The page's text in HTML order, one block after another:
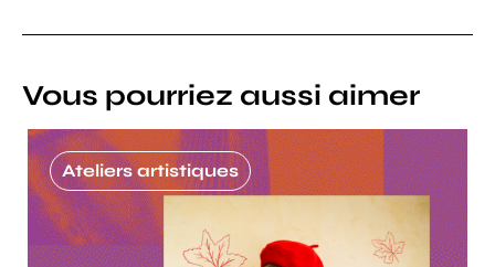
Vous pourriez aussi aimer
Ateliers artistiques